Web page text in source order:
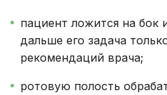
пациент ложится на бок
дальше его задача
рекомендаций врача;
ротовую полость